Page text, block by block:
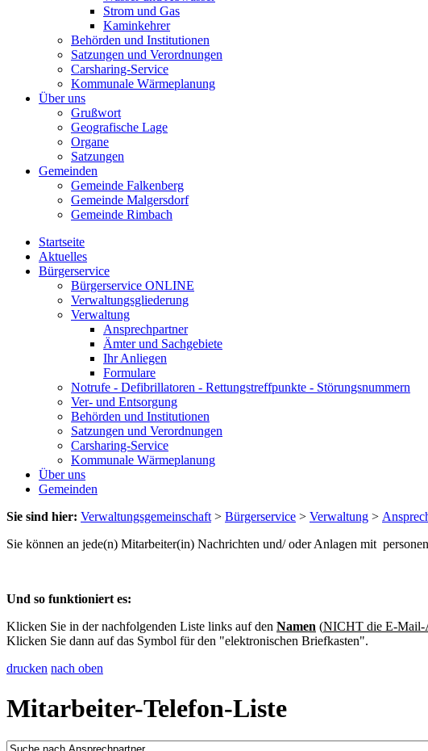
Strom und Gas
Kaminkehrer
Behörden und Institutionen
Satzungen und Verordnungen
Carsharing-Service
Kommunale Wärmeplanung
Über uns
Grußwort
Geografische Lage
Organe
Satzungen
Gemeinden
Gemeinde Falkenberg
Gemeinde Malgersdorf
Gemeinde Rimbach
Startseite
Aktuelles
Bürgerservice
Bürgerservice ONLINE
Verwaltungsgliederung
Verwaltung
Ansprechpartner
Ämter und Sachgebiete
Ihr Anliegen
Formulare
Notrufe - Defibrillatoren - Rettungstreffpunkte - Störungsnummern
Ver- und Entsorgung
Behörden und Institutionen
Satzungen und Verordnungen
Carsharing-Service
Kommunale Wärmeplanung
Über uns
Gemeinden
Sie sind hier: Verwaltungsgemeinschaft > Bürgerservice > Verwaltung >
Sie können an jede(n) Mitarbeiter(in) Nachrichten und/ oder Anlagen mit
Und so funktioniert es:
Klicken Sie in der nachfolgenden Liste links auf den Namen (NICHT die E-Mail-
Klicken Sie dann auf das Symbol für den "elektronischen Briefkasten".
drucken nach oben
Mitarbeiter-Telefon-Liste